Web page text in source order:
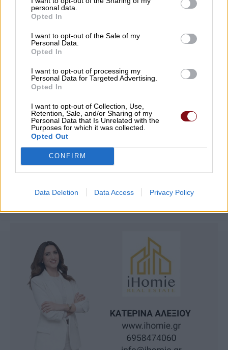
personal data.
Opted In
I want to opt-out of the Sale of my
Personal Data.
Opted In
I want to opt-out of processing my
Personal Data for Targeted Advertising.
Opted In
I want to opt-out of Collection, Use,
Retention, Sale, and/or Sharing of my
Personal Data that Is Unrelated with the
Purposes for which it was collected.
Opted Out
CONFIRM
Data Deletion Data Access Privacy Policy
έργα, όχι επικοινωνιακούς
09/08/2026 , 10:17
Τροχαίο με τραυματίες αστυνομικούς –
Εκσφενδονίστηκαν από τη μοτοσικλέτα
09/08/2026 , 10:14